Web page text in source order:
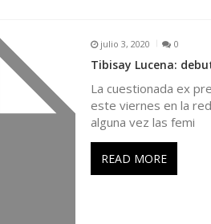
julio 3, 2020 0
Tibisay Lucena:
La cuestionada ex
este viernes en la
alguna vez las femi
READ MORE